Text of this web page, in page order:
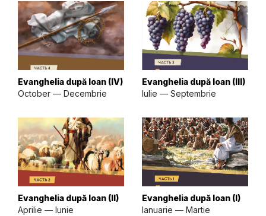
Evanghelia după Ioan (IV)
October — Decembrie
Evanghelia după Ioan (III)
Iulie — Septembrie
Evanghelia după Ioan (II)
Aprilie — Iunie
Evanghelia după Ioan (I)
Ianuarie — Martie